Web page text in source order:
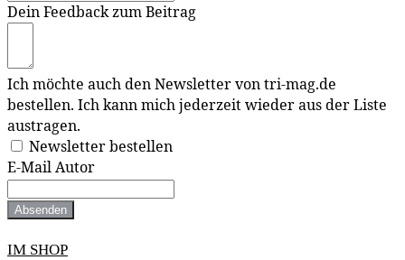
Dein Feedback zum Beitrag
Ich möchte auch den Newsletter von tri-mag.de
bestellen. Ich kann mich jederzeit wieder aus der Liste
austragen.
Newsletter bestellen
E-Mail Autor
Absenden
IM SHOP